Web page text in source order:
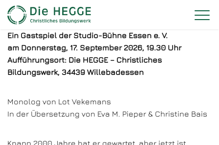
Ein Gastspiel der Studio-Bühne Essen e. V.
am Donnerstag, 17. September 2026, 19.30 Uhr
Aufführungsort: Die HEGGE – Christliches
Bildungswerk, 34439 Willebadessen
Monolog von Lot Vekemans
In der Übersetzung von Eva M. Pieper & Christine Bais
Knapp 2000 Jahre hat er gewartet, aber jetzt ist